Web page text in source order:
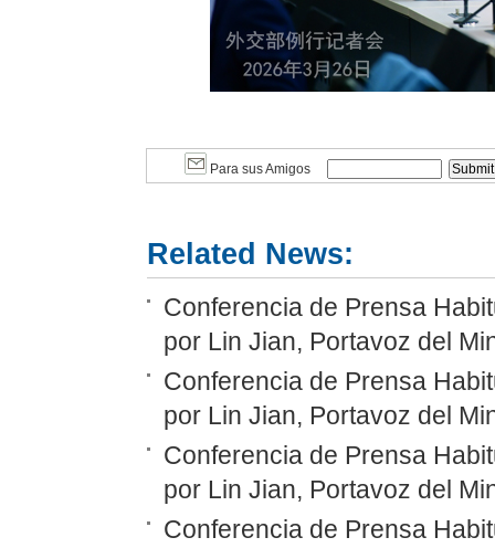
Para sus Amigos
Related News:
Conferencia de Prensa
por Lin Jian, Portavoz del
Conferencia de Prensa
por Lin Jian, Portavoz del
Conferencia de Prensa
por Lin Jian, Portavoz del
Conferencia de Prensa